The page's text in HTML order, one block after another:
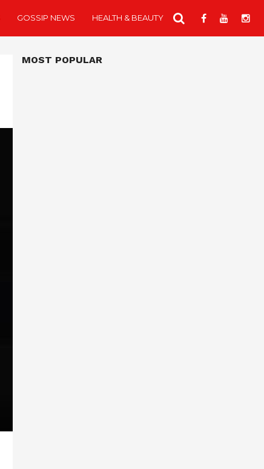
GOSSIP NEWS HEALTH & BEAUTY
MOST POPULAR